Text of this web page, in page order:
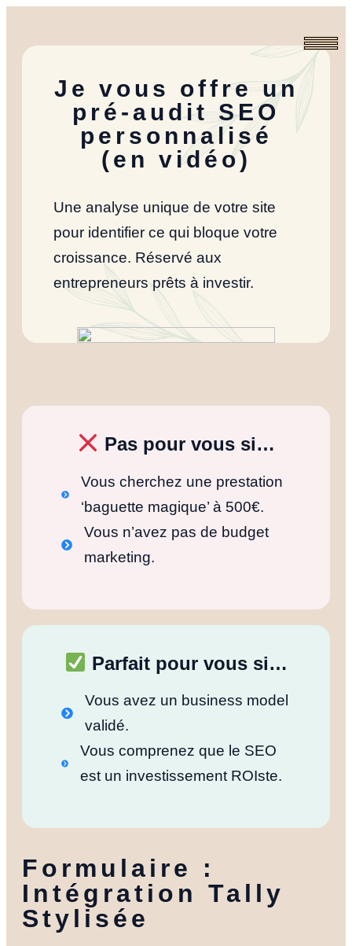
Je vous offre un
pré-audit SEO
personnalisé
(en vidéo)
Une analyse unique de votre site
pour identifier ce qui bloque votre
croissance. Réservé aux
entrepreneurs prêts à investir.
Pas pour vous si…
Vous cherchez une prestation
‘baguette magique’ à 500€.
Vous n’avez pas de budget
marketing.
Parfait pour vous si…
Vous avez un business model
validé.
Vous comprenez que le SEO
est un investissement ROIste.
Formulaire :
Intégration Tally
Stylisée